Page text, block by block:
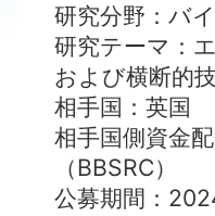
研究分野：バ
研究テーマ：
および横断的
相手国：英国
相手国側資金
（BBSRC）
公募期間：